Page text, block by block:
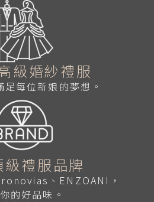
級婚紗禮服
足每位新娘的夢想。
級禮服品牌
、ENZOANI，
的好品味。